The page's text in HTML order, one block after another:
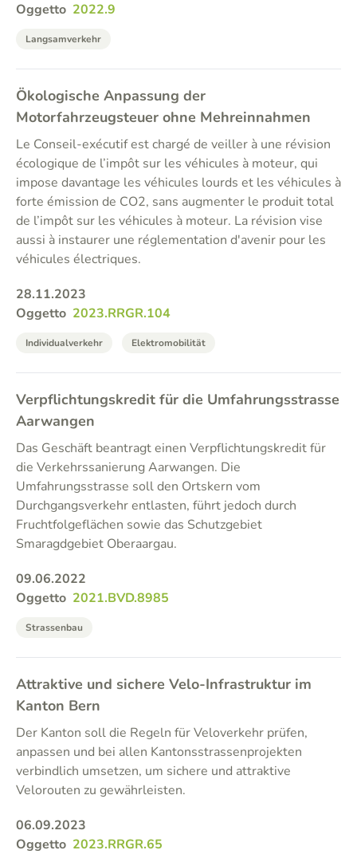
Oggetto 2022.9
Langsamverkehr
Ökologische Anpassung der
Motorfahrzeugsteuer ohne Mehreinnahmen
Le Conseil-exécutif est chargé de veiller à une révision
écologique de l’impôt sur les véhicules à moteur, qui
impose davantage les véhicules lourds et les véhicules à
forte émission de CO2, sans augmenter le produit total
de l’impôt sur les véhicules à moteur. La révision vise
aussi à instaurer une réglementation d'avenir pour les
véhicules électriques.
28.11.2023
Oggetto 2023.RRGR.104
Individualverkehr Elektromobilität
Verpflichtungskredit für die Umfahrungsstrasse
Aarwangen
Das Geschäft beantragt einen Verpflichtungskredit für
die Verkehrssanierung Aarwangen. Die
Umfahrungsstrasse soll den Ortskern vom
Durchgangsverkehr entlasten, führt jedoch durch
Fruchtfolgeflächen sowie das Schutzgebiet
Smaragdgebiet Oberaargau.
09.06.2022
Oggetto 2021.BVD.8985
Strassenbau
Attraktive und sichere Velo-Infrastruktur im
Kanton Bern
Der Kanton soll die Regeln für Veloverkehr prüfen,
anpassen und bei allen Kantonsstrassenprojekten
verbindlich umsetzen, um sichere und attraktive
Velorouten zu gewährleisten.
06.09.2023
Oggetto 2023.RRGR.65